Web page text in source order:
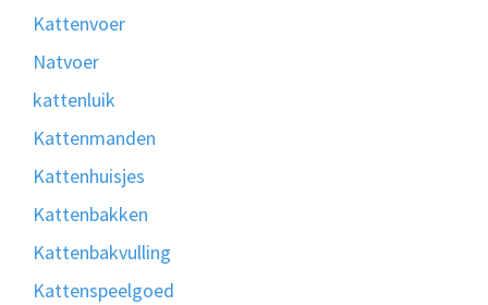
Kattenvoer
Natvoer
kattenluik
Kattenmanden
Kattenhuisjes
Kattenbakken
Kattenbakvulling
Kattenspeelgoed